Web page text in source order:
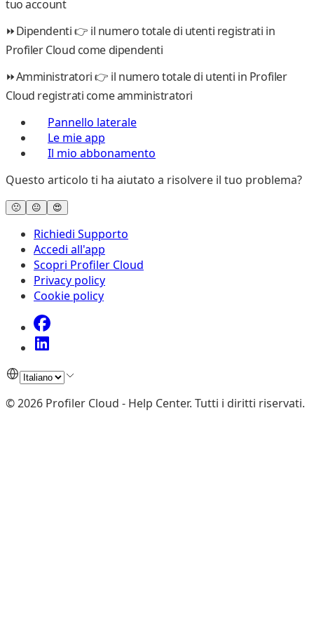
tuo account
⏩Dipendenti 👉 il numero totale di utenti registrati in
Profiler Cloud come dipendenti
⏩Amministratori 👉 il numero totale di utenti in Profiler
Cloud registrati come amministratori
Pannello laterale
Le mie app
Il mio abbonamento
Questo articolo ti ha aiutato a risolvere il tuo problema?
🙁 😐 😍
Richiedi Supporto
Accedi all'app
Scopri Profiler Cloud
Privacy policy
Cookie policy
©2026 Profiler Cloud - Help Center. Tutti i diritti riservati.